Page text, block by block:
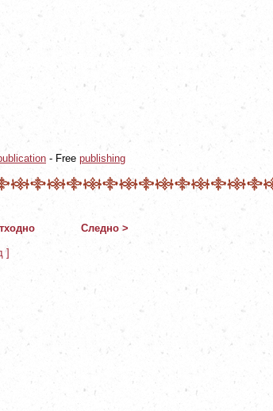
- Free publishing
Следно >
]